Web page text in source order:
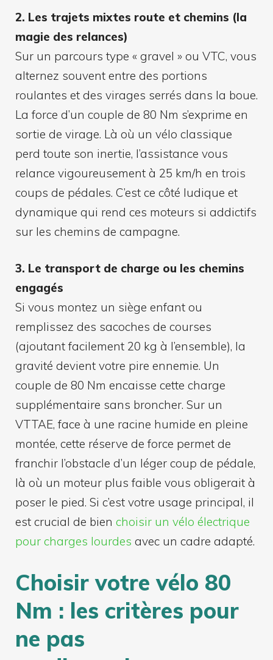
2. Les trajets mixtes route et chemins (la
magie des relances)
Sur un parcours type « gravel » ou VTC, vous
alternez souvent entre des portions
roulantes et des virages serrés dans la boue.
La force d’un couple de 80 Nm s’exprime en
sortie de virage. Là où un vélo classique
perd toute son inertie, l’assistance vous
relance vigoureusement à 25 km/h en trois
coups de pédales. C’est ce côté ludique et
dynamique qui rend ces moteurs si addictifs
sur les chemins de campagne.
3. Le transport de charge ou les chemins
engagés
Si vous montez un siège enfant ou
remplissez des sacoches de courses
(ajoutant facilement 20 kg à l’ensemble), la
gravité devient votre pire ennemie. Un
couple de 80 Nm encaisse cette charge
supplémentaire sans broncher. Sur un
VTTAE, face à une racine humide en pleine
montée, cette réserve de force permet de
franchir l’obstacle d’un léger coup de pédale,
là où un moteur plus faible vous obligerait à
poser le pied. Si c’est votre usage principal, il
est crucial de bien choisir un vélo électrique
pour charges lourdes avec un cadre adapté.
Choisir votre vélo 80
Nm : les critères pour
ne pas